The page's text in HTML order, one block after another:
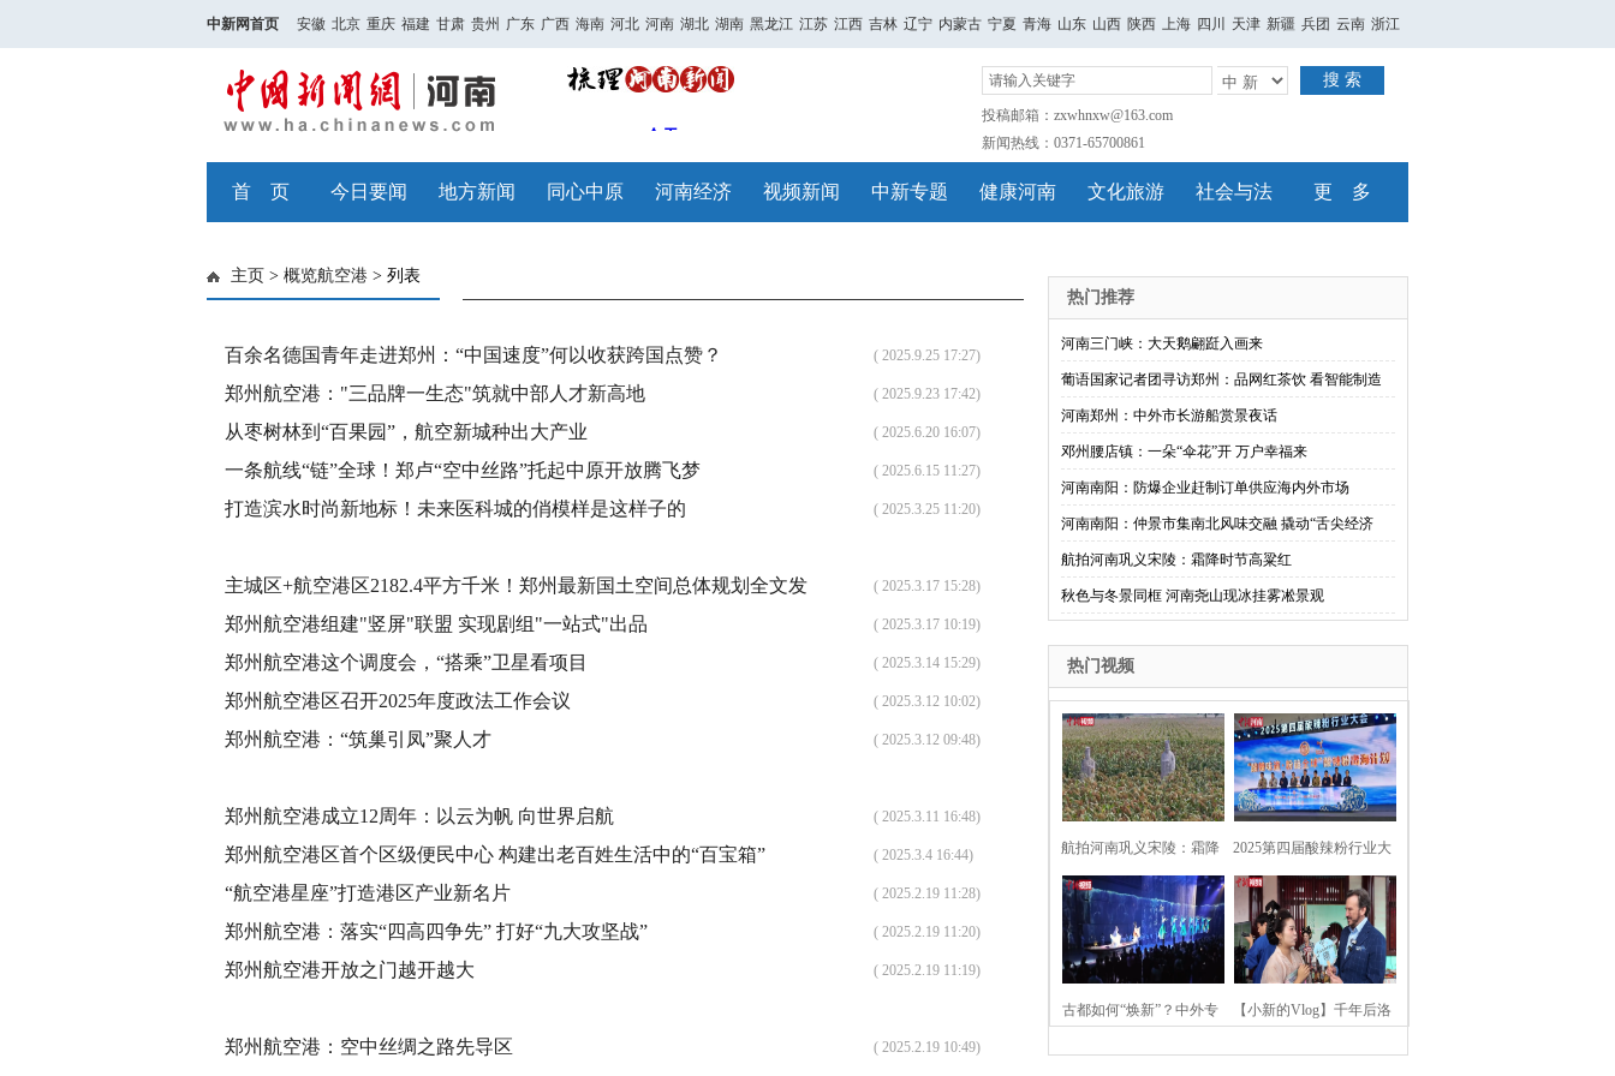
中新网首页 安徽 北京 重庆 福建 甘肃 贵州 广东 广西 海南 河北 河南 湖北 湖南 黑龙江 江苏 江西 吉林 辽宁 内蒙古 宁夏 青海 山东 山西 陕西 上海 四川 天津 新疆 兵团 云南 浙江
搜 索
投稿邮箱：zxwhnxw@163.com
新闻热线：0371-65700861
首 页 今日要闻 地方新闻 同心中原 河南经济 视频新闻 中新专题 健康河南 文化旅游 社会与法 更 多
主页 > 概览航空港 > 列表
百余名德国青年走进郑州：“中国速度”何以收获跨国点赞？ ( 2025.9.25 17:27)
郑州航空港："三品牌一生态"筑就中部人才新高地 ( 2025.9.23 17:42)
从枣树林到“百果园”，航空新城种出大产业 ( 2025.6.20 16:07)
一条航线“链”全球！郑卢“空中丝路”托起中原开放腾飞梦 ( 2025.6.15 11:27)
打造滨水时尚新地标！未来医科城的俏模样是这样子的 ( 2025.3.25 11:20)
主城区+航空港区2182.4平方千米！郑州最新国土空间总体规划全文发
布
( 2025.3.17 15:28)
郑州航空港组建"竖屏"联盟 实现剧组"一站式"出品 ( 2025.3.17 10:19)
郑州航空港这个调度会，“搭乘”卫星看项目 ( 2025.3.14 15:29)
郑州航空港区召开2025年度政法工作会议 ( 2025.3.12 10:02)
郑州航空港：“筑巢引凤”聚人才 ( 2025.3.12 09:48)
郑州航空港成立12周年：以云为帆 向世界启航 ( 2025.3.11 16:48)
郑州航空港区首个区级便民中心 构建出老百姓生活中的“百宝箱” ( 2025.3.4 16:44)
“航空港星座”打造港区产业新名片 ( 2025.2.19 11:28)
郑州航空港：落实“四高四争先” 打好“九大攻坚战” ( 2025.2.19 11:20)
郑州航空港开放之门越开越大 ( 2025.2.19 11:19)
郑州航空港：空中丝绸之路先导区 ( 2025.2.19 10:49)
热门推荐
河南三门峡：大天鹅翩跹入画来
葡语国家记者团寻访郑州：品网红茶饮 看智能制造
河南郑州：中外市长游船赏景夜话
邓州腰店镇：一朵“伞花”开 万户幸福来
河南南阳：防爆企业赶制订单供应海内外市场
河南南阳：仲景市集南北风味交融 撬动“舌尖经济
航拍河南巩义宋陵：霜降时节高粱红
秋色与冬景同框 河南尧山现冰挂雾凇景观
热门视频
航拍河南巩义宋陵：霜降
时节高粱红
2025第四届酸辣粉行业大
会在河南开封举行
古都如何“焕新”？中外专 【小新的Vlog】千年后洛